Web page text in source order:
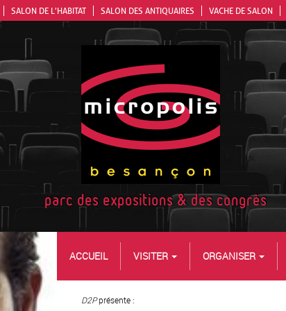
parc des expositions & des congrès
ACCUEIL VISITER ORGANISER
D2Pprésente :
SALON DE L'HABITAT SALON DES ANTIQUAIRES VACHE DE SALON